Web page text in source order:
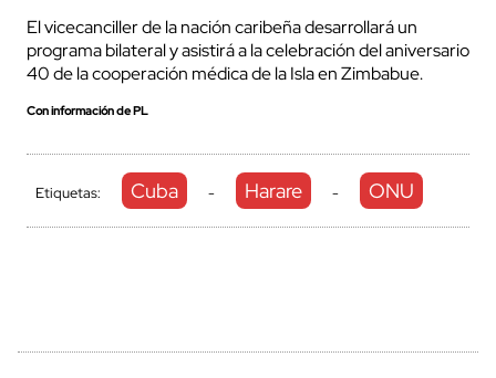
El vicecanciller de la nación caribeña desarrollará un
programa bilateral y asistirá a la celebración del aniversario
40 de la cooperación médica de la Isla en Zimbabue.
Con información de PL
Etiquetas: Cuba - Harare - ONU